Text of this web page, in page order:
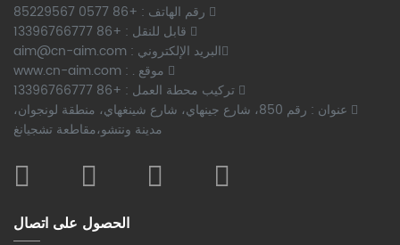
رقم الهاتف : +86 0577 85229567
قابل للنقل : +86 13396766777
البريد الإلكتروني : aim@cn-aim.com
موقع . : www.cn-aim.com
تركيب محطة العمل : +86 13396766777
عنوان : رقم 850، شارع جينهاي، شارع شينغهاي، منطقة لونجوان،
مدينة ونتشو،مقاطعة تشجيانغ
الحصول على اتصال